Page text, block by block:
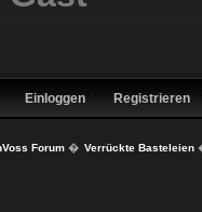
Einloggen Registrieren
Forum� Verrückte Basteleien